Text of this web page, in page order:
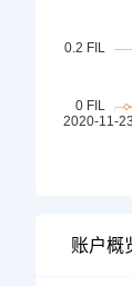
账户概